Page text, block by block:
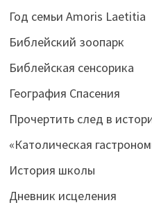
Год семьи Amoris Laetitia
Библейский зоопарк
Библейская сенсорика
География Спасения
Прочертить след в
«Католическая
История школы
Дневник исцеления